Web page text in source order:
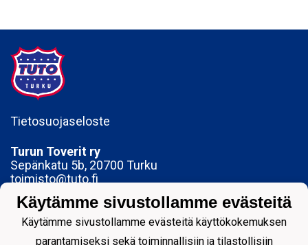
Tietosuojaseloste
Turun Toverit ry
Sepänkatu 5b, 20700 Turku
toimisto@tuto.fi
Y-tunnus: 0142329-1
Käytämme sivustollamme evästeitä
Käytämme sivustollamme evästeitä käyttökokemuksen
parantamiseksi sekä toiminnallisiin ja tilastollisiin